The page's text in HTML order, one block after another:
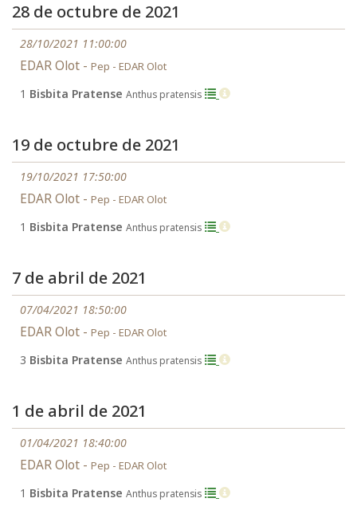
28 de octubre de 2021
28/10/2021 11:00:00
EDAR Olot - Pep - EDAR Olot
1 Bisbita Pratense Anthus pratensis
19 de octubre de 2021
19/10/2021 17:50:00
EDAR Olot - Pep - EDAR Olot
1 Bisbita Pratense Anthus pratensis
7 de abril de 2021
07/04/2021 18:50:00
EDAR Olot - Pep - EDAR Olot
3 Bisbita Pratense Anthus pratensis
1 de abril de 2021
01/04/2021 18:40:00
EDAR Olot - Pep - EDAR Olot
1 Bisbita Pratense Anthus pratensis